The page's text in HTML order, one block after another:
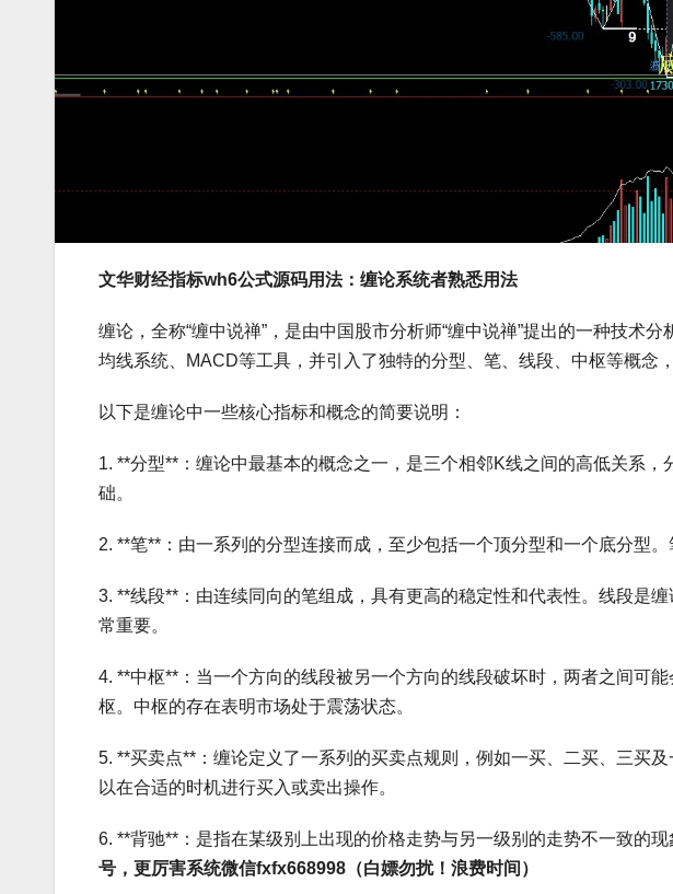
文华财经指标wh6公式源码用法： 缠论系统者熟悉用法
缠论，全称“缠中说禅”，是由中国股市分析师“缠中说禅”提出的一种技术
均线系统、MACD等工具，并引入了独特的分型、笔、线段、中枢等概念
以下是缠论中一些核心指标和概念的简要说明：
1. **分型**：缠论中最基本的概念之一，是三个相邻K线之间的高低关系
础。
2. **笔**：由一系列的分型连接而成，至少包括一个顶分型和一个底分型
3. **线段**：由连续同向的笔组成，具有更高的稳定性和代表性。线段是
常重要。
4. **中枢**：当一个方向的线段被另一个方向的线段破坏时，两者之间可
枢。中枢的存在表明市场处于震荡状态。
5. **买卖点**：缠论定义了一系列的买卖点规则，例如一买、二买、三买
以在合适的时机进行买入或卖出操作。
6. **背驰**：是指在某级别上出现的价格走势与另一级别的走势不一致的现
号，更厉害系统微信fxfx668998（白嫖勿扰！浪费时间）